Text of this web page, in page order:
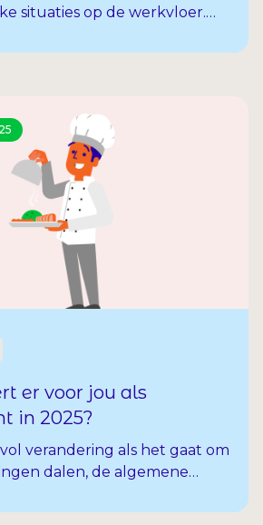
situaties op de werkvloer.
beschermingsmiddelen en
er voor jou als
in 2025?
verandering als het gaat om
dalen, de algemene
omhoog gegaan. Wat